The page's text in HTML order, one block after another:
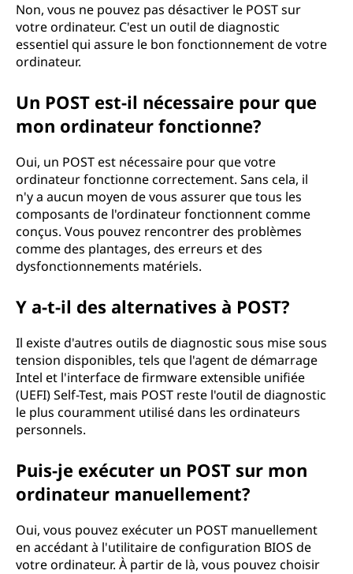
Non, vous ne pouvez pas désactiver le POST sur
votre ordinateur. C'est un outil de diagnostic
essentiel qui assure le bon fonctionnement de votre
ordinateur.
Un POST est-il nécessaire pour que
mon ordinateur fonctionne?
Oui, un POST est nécessaire pour que votre
ordinateur fonctionne correctement. Sans cela, il
n'y a aucun moyen de vous assurer que tous les
composants de l'ordinateur fonctionnent comme
conçus. Vous pouvez rencontrer des problèmes
comme des plantages, des erreurs et des
dysfonctionnements matériels.
Y a-t-il des alternatives à POST?
Il existe d'autres outils de diagnostic sous mise sous
tension disponibles, tels que l'agent de démarrage
Intel et l'interface de firmware extensible unifiée
(UEFI) Self-Test, mais POST reste l'outil de diagnostic
le plus couramment utilisé dans les ordinateurs
personnels.
Puis-je exécuter un POST sur mon
ordinateur manuellement?
Oui, vous pouvez exécuter un POST manuellement
en accédant à l'utilitaire de configuration BIOS de
votre ordinateur. À partir de là, vous pouvez choisir